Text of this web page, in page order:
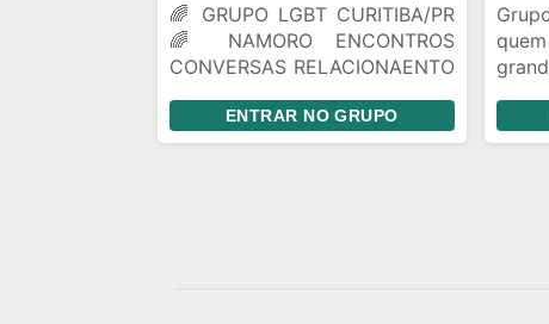
🌈 GRUPO LGBT CURITIBA/PR
🌈 NAMORO ENCONTROS
CONVERSAS RELACIONAENTO
TODA COMUNIDADE LGBT+
DE CURITIBA/PR 🏳️‍🌈
ENTRAR NO GRUPO